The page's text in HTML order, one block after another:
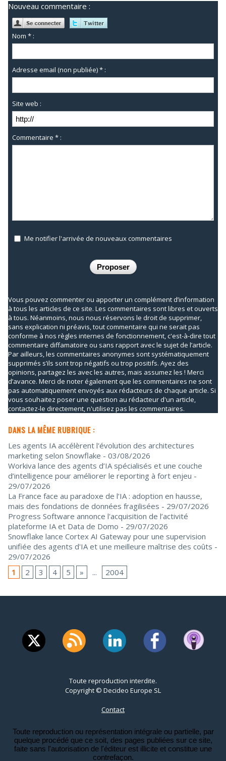
Nouveau commentaire :
Nom * :
Adresse email (non publiée) * :
Site web :
Commentaire * :
Me notifier l'arrivée de nouveaux commentaires
Vous pouvez commenter ou apporter un complément d’information
à tous les articles de ce site. Les commentaires sont libres et ouverts
à tous. Néanmoins, nous nous réservons le droit de supprimer,
sans explication ni préavis, tout commentaire qui ne serait pas
conforme à nos règles internes de fonctionnement, c'est-à-dire tout
commentaire diffamatoire ou sans rapport avec le sujet de l’article.
Par ailleurs, les commentaires anonymes sont systématiquement
supprimés s’ils sont trop négatifs ou trop positifs. Ayez des
opinions, partagez les avec les autres, mais assumez les ! Merci
d’avance. Merci de noter également que les commentaires ne sont
pas automatiquement envoyés aux rédacteurs de chaque article. Si
vous souhaitez poser une question au rédacteur d'un article,
contactez-le directement, n'utilisez pas les commentaires.
DANS LA MÊME RUBRIQUE :
Les agents IA accélèrent l'évolution des architectures
marketing selon Snowflake - 03/08/2026
Workiva lance des agents d’IA spécialisés et une couche
d’intelligence pour améliorer le reporting à fort enjeu -
29/07/2026
La France face au paradoxe de l’IA : adoption en hausse,
mais des fondations de données fragilisées - 29/07/2026
Progress Software annonce l'acquisition de l’activité
plateforme IA et Data de Domo - 29/07/2026
Snowflake lance Cortex AI Gateway pour une supervision
unifiée des agents d'IA et une meilleure maîtrise des coûts -
29/07/2026
1
2 3 4 5 » ... 2004
Toute reproduction interdite.
Copyright © Decideo Europe SL
Contact
Toute reproduction ou représentation intégrale ou partielle, par
quelque procédé que ce soit, des pages publiées sur ce site,
faite sans l'autorisation de l'éditeur est illicite et constitue une
contrefaçon.